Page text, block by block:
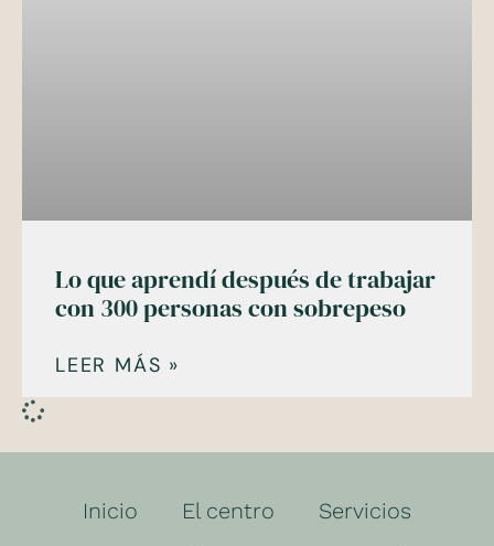
Lo que aprendí después de trabajar
con 300 personas con sobrepeso
LEER MÁS »
Inicio El centro
Servicios